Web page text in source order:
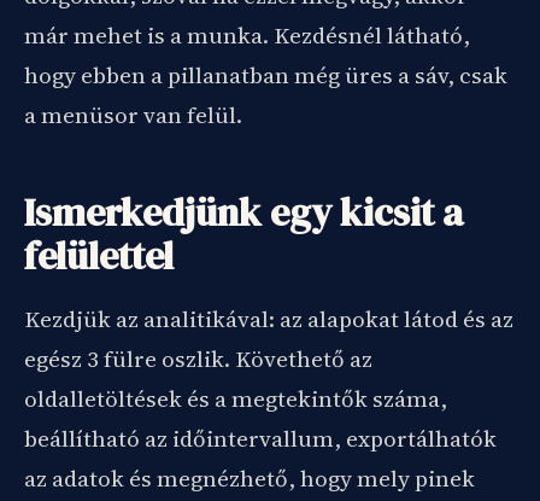
már mehet is a munka. Kezdésnél látható,
hogy ebben a pillanatban még üres a sáv, csak
a menüsor van felül.
Ismerkedjünk egy kicsit a
felülettel
Kezdjük az analitikával: az alapokat látod és az
egész 3 fülre oszlik. Követhető az
oldalletöltések és a megtekintők száma,
beállítható az időintervallum, exportálhatók
az adatok és megnézhető, hogy mely pinek